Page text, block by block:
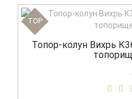
TOP
Топор-колун Вихрь